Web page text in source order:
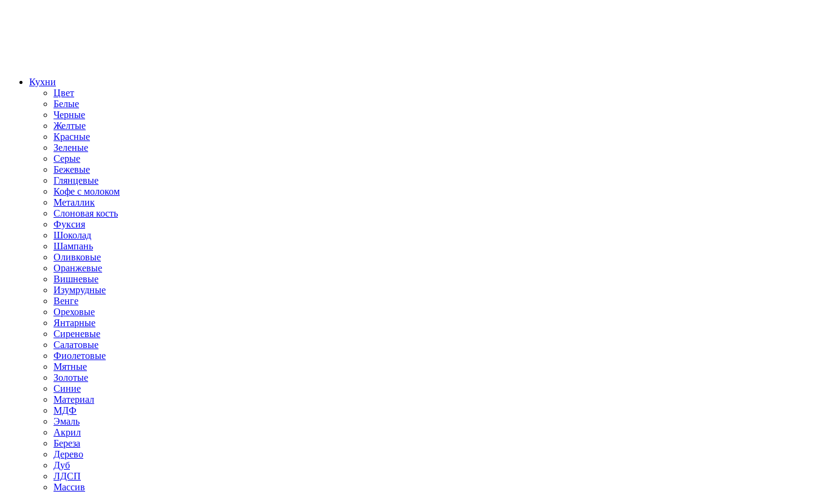
Кухни
Цвет
Белые
Черные
Желтые
Красные
Зеленые
Серые
Бежевые
Глянцевые
Кофе с молоком
Металлик
Слоновая кость
Фуксия
Шоколад
Шампань
Оливковые
Оранжевые
Вишневые
Изумрудные
Венге
Ореховые
Янтарные
Сиреневые
Салатовые
Фиолетовые
Мятные
Золотые
Синие
Материал
МДФ
Эмаль
Акрил
Береза
Дерево
Дуб
ЛДСП
Массив